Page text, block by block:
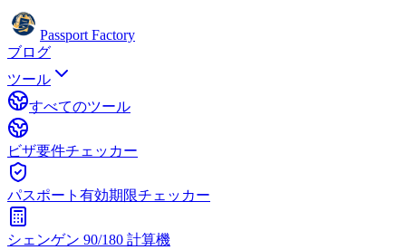
Passport Factory
ブログ
ツール
すべてのツール
ビザ要件チェッカー
パスポート有効期限チェッカー
シェンゲン 90/180 計算機